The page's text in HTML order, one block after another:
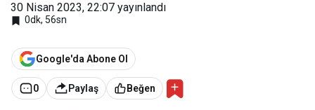
30 Nisan 2023, 22:07 yayınlandı
0dk, 56sn
Google'da Abone Ol
0 Paylaş Beğen